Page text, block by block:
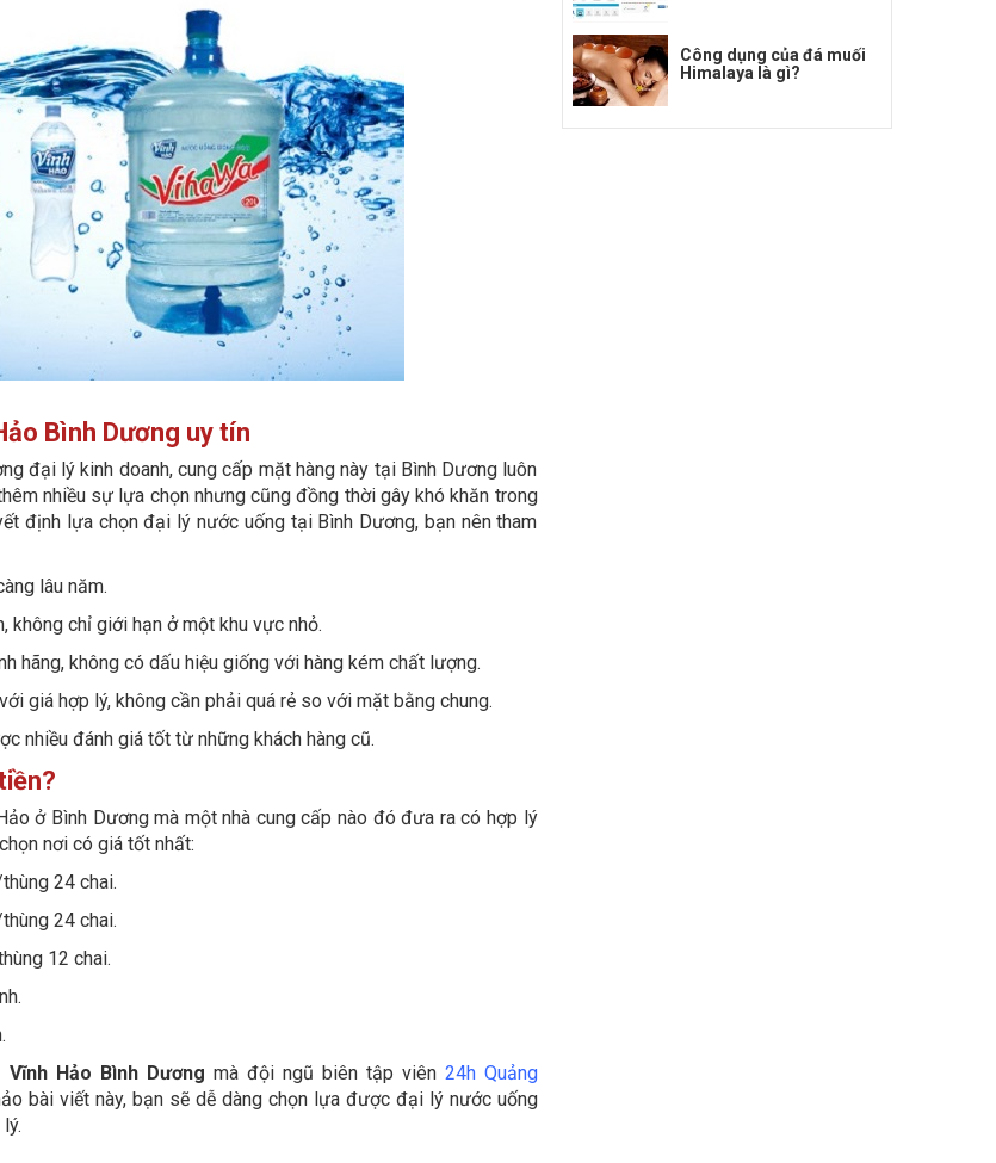
Bình Dương uy tín
đại lý kinh doanh, cung cấp mặt hàng này tại Bình Dương luôn
nhiều sự lựa chọn nhưng cũng đồng thời gây khó khăn trong
định lựa chọn đại lý nước uống tại Bình Dương, bạn nên tham
lâu năm.
không chỉ giới hạn ở một khu vực nhỏ.
hãng, không có dấu hiệu giống với hàng kém chất lượng.
giá hợp lý, không cần phải quá rẻ so với mặt bằng chung.
nhiều đánh giá tốt từ những khách hàng cũ.
ở Bình Dương mà một nhà cung cấp nào đó đưa ra có hợp lý
nơi có giá tốt nhất:
24 chai.
24 chai.
12 chai.
Vĩnh Hảo Bình Dương mà đội ngũ biên tập viên 24h Quảng
bài viết này, bạn sẽ dễ dàng chọn lựa được đại lý nước uống
Công dụng của đá muối
Himalaya là gì?